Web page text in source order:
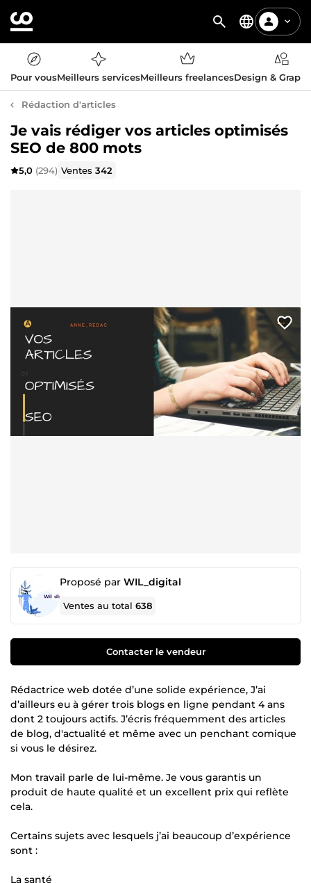
Pour vousMeilleurs servicesMeilleurs freelancesDesign &
Rédaction d'articles
Je vais rédiger vos articles optimisés
SEO de 800 mots
5,0 (294) Ventes342
Proposé par WIL_digital
Ventes au total638
Contacter le vendeur
Rédactrice web dotée d’une solide expérience, J’ai
d’ailleurs eu à gérer trois blogs en ligne pendant 4 ans
dont 2 toujours actifs. J’écris fréquemment des articles
de blog, d'actualité et même avec un penchant comique
si vous le désirez.
Mon travail parle de lui-même. Je vous garantis un
produit de haute qualité et un excellent prix qui reflète
cela.
Certains sujets avec lesquels j’ai beaucoup d’expérience
sont :
La santé